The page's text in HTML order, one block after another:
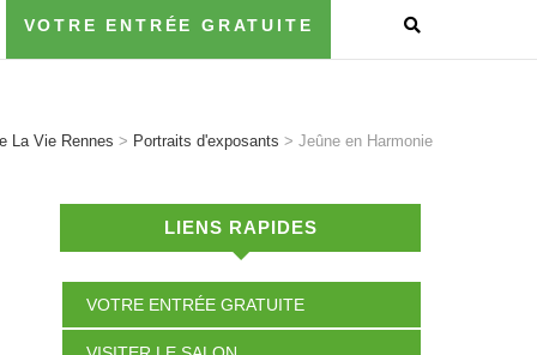
VOTRE ENTRÉE GRATUITE
La Vie Rennes > Portraits d'exposants > Jeûne en Harmonie
LIENS RAPIDES
VOTRE ENTRÉE GRATUITE